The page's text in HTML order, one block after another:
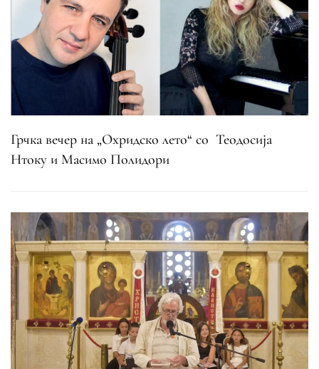
Грчка вечер на „Охридско лето“ со Теодосија
Нтоку и Масимо Полидори